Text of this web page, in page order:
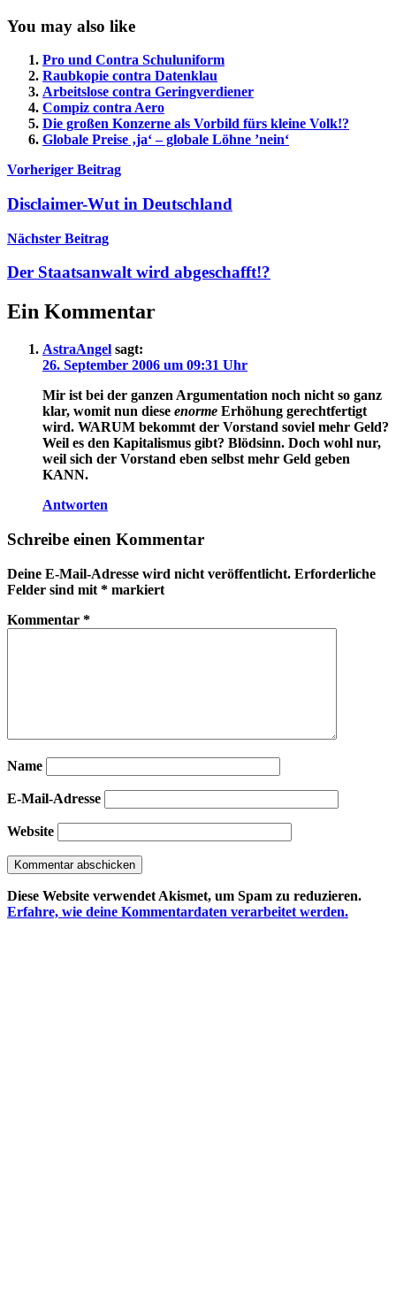
You may also like
Pro und Contra Schuluniform
Raubkopie contra Datenklau
Arbeitslose contra Geringverdiener
Compiz contra Aero
Die großen Konzerne als Vorbild fürs kleine Volk!?
Globale Preise ‚ja‘ – globale Löhne ’nein‘
Beitragsnavigation
Vorheriger Beitrag
Disclaimer-Wut in Deutschland
Nächster Beitrag
Der Staatsanwalt wird abgeschafft!?
Ein Kommentar
AstraAngel sagt:
26. September 2006 um 09:31 Uhr
Mir ist bei der ganzen Argumentation noch nicht so ganz
klar, womit nun diese enorme Erhöhung gerechtfertigt
wird. WARUM bekommt der Vorstand soviel mehr Geld?
Weil es den Kapitalismus gibt? Blödsinn. Doch wohl nur,
weil sich der Vorstand eben selbst mehr Geld geben
KANN.
Antworten
Schreibe einen Kommentar
Deine E-Mail-Adresse wird nicht veröffentlicht. Erforderliche
Felder sind mit * markiert
Kommentar *
Name
E-Mail-Adresse
Website
Diese Website verwendet Akismet, um Spam zu reduzieren.
Erfahre, wie deine Kommentardaten verarbeitet werden.